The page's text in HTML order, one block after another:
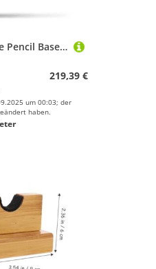
Victus Herren Vibe Pencil Baseballschläger, Bleistift, 33" /30 oz
219,39 €
um 00:03; der
haben.